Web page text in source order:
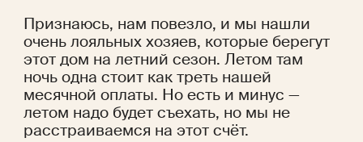
Признаюсь, нам повезло, и мы нашли
очень лояльных хозяев, которые берегут
этот дом на летний сезон. Летом там
ночь одна стоит как треть нашей
месячной оплаты. Но есть и минус —
летом надо будет съехать, но мы не
расстраиваемся на этот счёт.